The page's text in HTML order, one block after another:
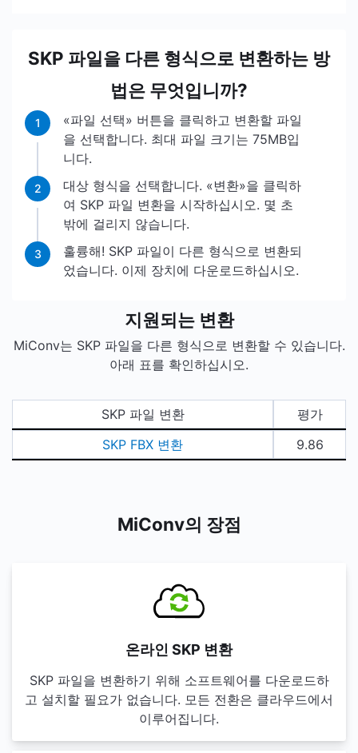
SKP 파일을 다른 형식으로 변환하는 방
법은 무엇입니까?
1
«파일 선택» 버튼을 클릭하고 변환할 파일
을 선택합니다. 최대 파일 크기는 75MB입
니다.
2
대상 형식을 선택합니다. «변환»을 클릭하
여 SKP 파일 변환을 시작하십시오. 몇 초
밖에 걸리지 않습니다.
3
훌륭해! SKP 파일이 다른 형식으로 변환되
었습니다. 이제 장치에 다운로드하십시오.
지원되는 변환
MiConv는 SKP 파일을 다른 형식으로 변환할 수 있습니다.
아래 표를 확인하십시오.
SKP 파일 변환
평가
SKP FBX 변환
9.86
MiConv의 장점
온라인 SKP 변환
SKP 파일을 변환하기 위해 소프트웨어를 다운로드하
고 설치할 필요가 없습니다. 모든 전환은 클라우드에서
이루어집니다.